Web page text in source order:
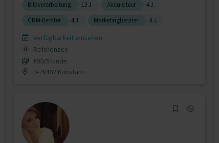
Bildverarbeitung 13 J. Akquisiteur
4 J.
CRM-Berater
4 J. Marketingberater 4 J.
Verfügbarkeit einsehen
0
Referenzen
€90/Stunde
D-78462 Konstanz